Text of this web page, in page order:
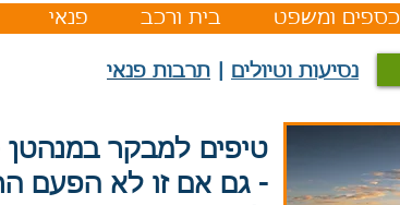
פנאי בית ורכב כספים ומשפט
נסיעות וטיולים תרבות פנאי
טיפים למבקר
- גם אם זו לא הפעם